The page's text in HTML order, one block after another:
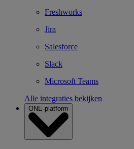
Freshworks
Jira
Salesforce
Slack
Microsoft Teams
Alle integraties bekijken
ONE-platform